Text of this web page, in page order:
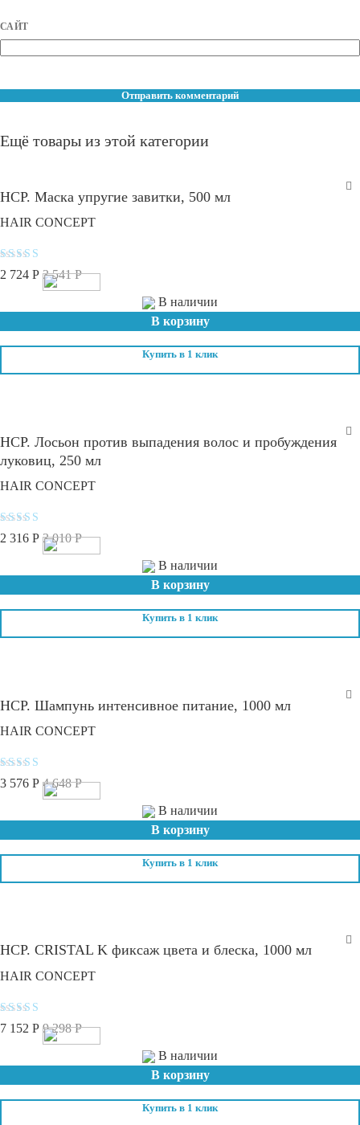
САЙТ
Ещё товары из этой категории
HCP. Маска упругие завитки, 500 мл
HAIR CONCEPT
Оценка
4.8
2 724 Р 3 541Р
В наличии
В корзину
Купить в 1 клик
HCP. Лосьон против выпадения волос и пробуждения
луковиц, 250 мл
HAIR CONCEPT
Оценка
4.2
2 316 Р 3 010Р
В наличии
В корзину
Купить в 1 клик
HCP. Шампунь интенсивное питание, 1000 мл
HAIR CONCEPT
Оценка
4.6
3 576 Р 4 648Р
В наличии
В корзину
Купить в 1 клик
HCP. CRISTAL K фиксаж цвета и блеска, 1000 мл
HAIR CONCEPT
Оценка
4
7 152 Р 9 298Р
В наличии
В корзину
Купить в 1 клик